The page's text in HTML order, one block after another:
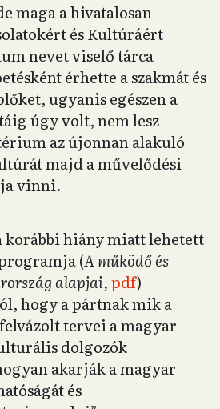
maga a hivatalosan
és Kultúráért
nevet viselő tárca
érhette a szakmát és
ugyanis egészen a
úgy volt, nem lesz
az újonnan alakuló
majd a művelődési
vinni.
korábbi hiány miatt lehetett
(A működő és
alapjai,pdf)
hogy a pártnak mik a
tervei a magyar
dolgozók
akarják a magyar
és